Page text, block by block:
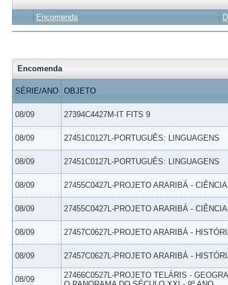
Encomenda
Encomenda
SÉRIE/ANO OBJETO
08/09 27394C4427M-IT FITS 9
08/09 27451C0127L-PORTUGUÊS: LINGUAGENS
08/09 27451C0127L-PORTUGUÊS: LINGUAGENS
08/09 27455C0427L-PROJETO ARARIBÁ -
08/09 27455C0427L-PROJETO ARARIBÁ -
08/09 27457C0627L-PROJETO ARARIBÁ -
08/09 27457C0627L-PROJETO ARARIBÁ -
08/09
27466C0527L-PROJETO TELÁRIS -